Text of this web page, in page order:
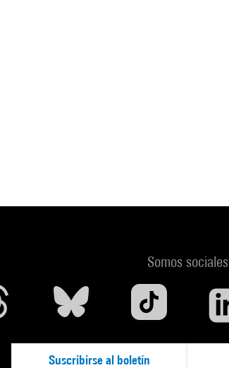
Somos sociales
Suscribirse al boletín